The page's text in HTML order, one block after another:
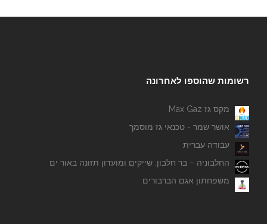
רשומות שהוספו לאחרונה
מקס גז Max Gaz
אושר שמר - טכנאי גז מוסמך
עבודה עברית
החלבוניה – בר חלבון, שייקים ומועדון תזונה באור ים
משפחתון אגם הברבורים